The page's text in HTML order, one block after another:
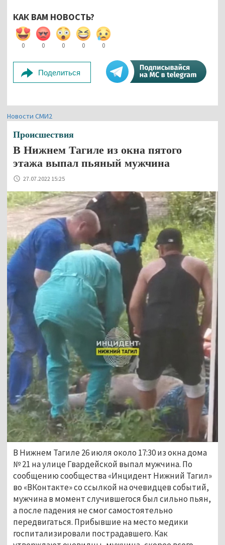
КАК ВАМ НОВОСТЬ?
0 0 0 0 0
Поделиться
Новости СМИ2
Происшествия
В Нижнем Тагиле из окна пятого
этажа выпал пьяный мужчина
27.07.2022 15:25
В Нижнем Тагиле 26 июля около 17:30 из окна дома
№ 21 на улице Гвардейской выпал мужчина. По
сообщению сообщества «Инцидент Нижний Тагил»
во «ВКонтакте» со ссылкой на очевидцев событий,
мужчина в момент случившегося был сильно пьян,
а после падения не смог самостоятельно
передвигаться. Прибывшие на место медики
госпитализировали пострадавшего. Как